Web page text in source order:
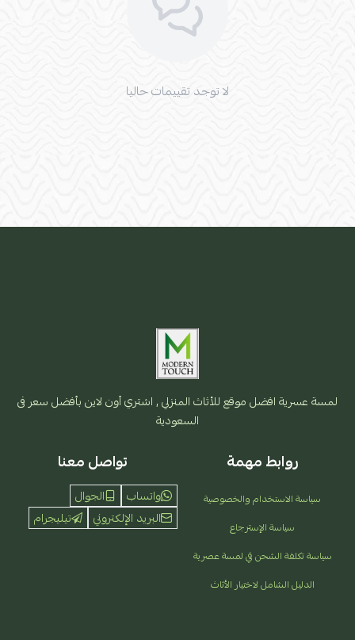
لا توجد تقييمات حاليا
لمسة عسرية افضل موقع للأثاث المنزلي , اشتري أون لاين بأفضل سعر فى
السعودية
روابط مهمة
سياسة الاستخدام والخصوصية
سياسة الإسترجاع
سياسة تكلفة الشحن في لمسة عصرية
الدليل الشامل لاختيار الأثاث
تواصل معنا
واتساب
الجوال
البريد الإلكتروني
تيليجرام